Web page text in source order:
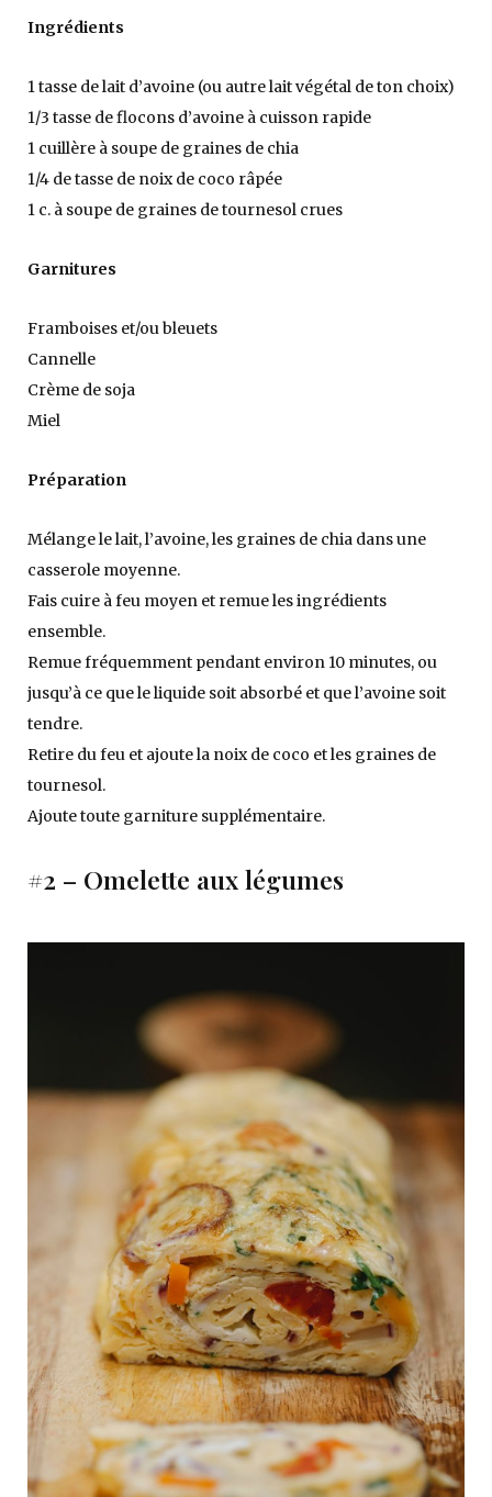
Ingrédients
1 tasse de lait d’avoine (ou autre lait végétal de ton choix)
1/3 tasse de flocons d’avoine à cuisson rapide
1 cuillère à soupe de graines de chia
1/4 de tasse de noix de coco râpée
1 c. à soupe de graines de tournesol crues
Garnitures
Framboises et/ou bleuets
Cannelle
Crème de soja
Miel
Préparation
Mélange le lait, l’avoine, les graines de chia dans une
casserole moyenne.
Fais cuire à feu moyen et remue les ingrédients
ensemble.
Remue fréquemment pendant environ 10 minutes, ou
jusqu’à ce que le liquide soit absorbé et que l’avoine soit
tendre.
Retire du feu et ajoute la noix de coco et les graines de
tournesol.
Ajoute toute garniture supplémentaire.
#2 – Omelette aux légumes